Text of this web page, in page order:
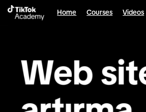
Home Courses Videos
English selected